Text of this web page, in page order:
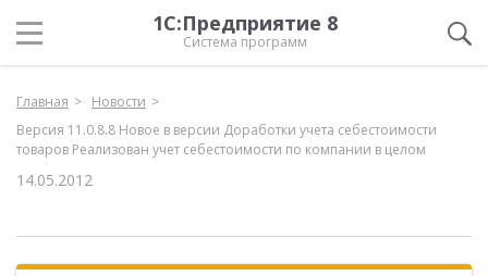
1С:Предприятие 8
Система программ
Главная
Новости
Версия 11.0.8.8 Новое в версии Доработки учета себестоимости
товаров Реализован учет себестоимости по компании в целом
14.05.2012